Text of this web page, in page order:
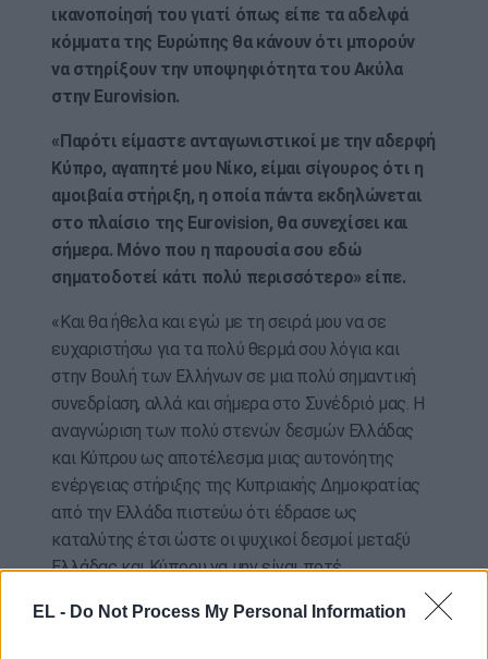
EL - Do Not Process My Personal Information
ικανοποίησή του γιατί όπως είπε τα αδελφά
κόμματα της Ευρώπης θα κάνουν ότι μπορούν
να στηρίξουν την υποψηφιότητα του Ακύλα
στην Eurovision.
«Παρότι είμαστε ανταγωνιστικοί με την αδερφή
Κύπρο, αγαπητέ μου Νίκο, είμαι σίγουρος ότι η
αμοιβαία στήριξη, η οποία πάντα εκδηλώνεται
στο πλαίσιο της Eurovision, θα συνεχίσει και
σήμερα. Μόνο που η παρουσία σου εδώ
σηματοδοτεί κάτι πολύ περισσότερο» είπε.
«Και θα ήθελα και εγώ με τη σειρά μου να σε
ευχαριστήσω για τα πολύ θερμά σου λόγια και
στην Βουλή των Ελλήνων σε μια πολύ σημαντική
συνεδρίαση, αλλά και σήμερα στο Συνέδριό μας. Η
αναγνώριση των πολύ στενών δεσμών Ελλάδας
και Κύπρου ως αποτέλεσμα μιας αυτονόητης
ενέργειας στήριξης της Κυπριακής Δημοκρατίας
από την Ελλάδα πιστεύω ότι έδρασε ως
καταλύτης έτσι ώστε οι ψυχικοί δεσμοί μεταξύ
Ελλάδας και Κύπρου να μην είναι ποτέ
κάτι το οποίο μας δίνει μεγάλη χαρά.